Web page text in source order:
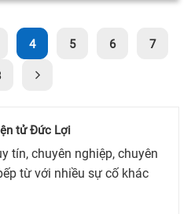
4 5 6 7
tử Đức Lợi
tín, chuyên nghiệp, chuyên
từ với nhiều sự cố khác